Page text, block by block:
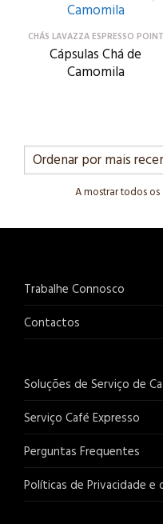
CHÁS LAVAZZA ESPRESSO POINT
Cápsulas Chá de
Camomila
A mostrar todos os
Trabalhe Connosco
Contactos
Soluções de Serviço de
Serviço Café Expresso
Perguntas Frequentes
Políticas de Privacidade e